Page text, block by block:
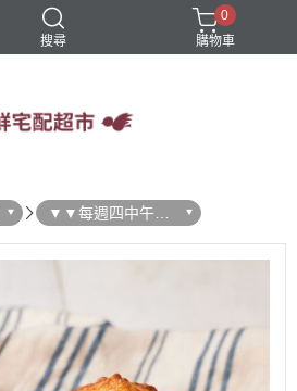
搜尋
0
購物車
▼▼每週四中午結
單 ▼▼